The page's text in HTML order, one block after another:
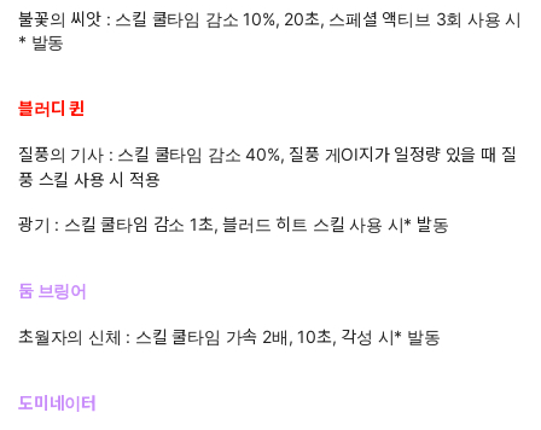
불꽃의 씨앗 : 스킬 쿨타임 감소 10%, 20초, 스페셜 액티브 3회 사용 시
* 발동
블러디 퀸
질풍의 기사 : 스킬 쿨타임 감소 40%, 질풍 게OI지가 일정량 있을 때 질
풍 스킬 사용 시 적용
광기 : 스킬 쿨타임 감소 1초, 블러드 히트 스킬 사용 시* 발동
둠 브링어
초월자의 신체 : 스킬 쿨타임 가속 2배, 10초, 각성 시* 발동
도미네이터